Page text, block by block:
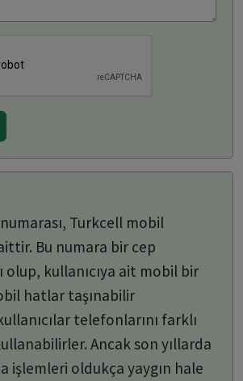
Turkcell mobil
Bu numara bir cep
kullanıcıya ait mobil bir
hatlar taşınabilir
telefonlarını farklı
Ancak son yıllarda
işlemleri oldukça yaygın hale